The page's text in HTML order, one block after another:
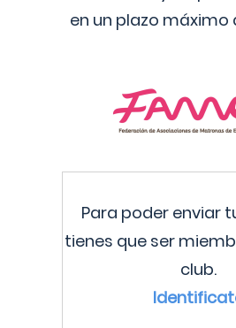
en un plazo máximo
Para poder enviar
tienes que ser
club.